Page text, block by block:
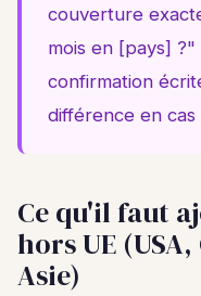
couverture
mois en [pays]
confirmation
différence en cas
Ce qu'il faut
hors UE
Asie)